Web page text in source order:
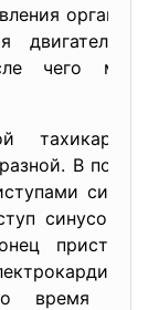
чего
В
время